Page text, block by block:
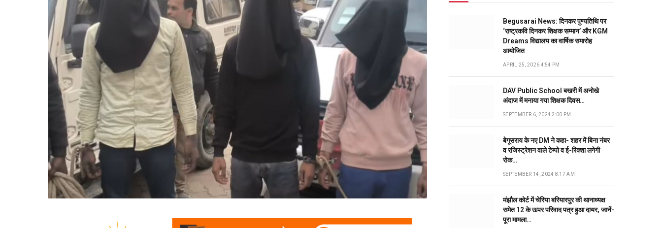
Begusarai News: दिनकर पुण्यतिथि पर
‘राष्ट्रकवि दिनकर शिक्षक सम्मान’ और KGM
Dreams विद्यालय का वार्षिक समारोह
आयोजित
APRIL 25, 2026 4:54 PM
DAV Public School बखरी में अनोखे
अंदाज में मनाया गया शिक्षक दिवस…
SEPTEMBER 6, 2024 2:00 PM
बेगूसराय के नए DM ने कहा- शहर में बिना नंबर
व रजिस्ट्रेशन वाले टेम्पो व ई-रिक्शा लगेगी
रोक…
SEPTEMBER 14, 2024 8:17 AM
मंझौल कोर्ट में चेरिया बरियारपुर की थानाध्यक्ष
समेत 12 के ऊपर परिवाद पत्र हुआ दायर, जानें-
पूरा मामला…